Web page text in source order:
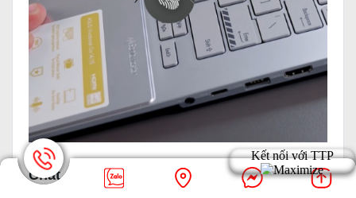
Chất lượng Laptop Asus Vivobook Go 14